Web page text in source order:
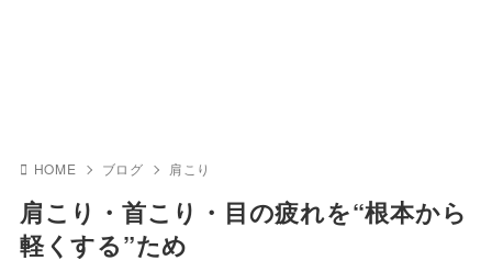
HOME ブログ 肩こり
肩こり・首こり・目の疲れを“根本から
軽くする”ため